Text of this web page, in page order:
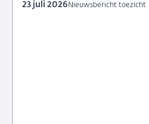
Nieuwsbericht toezicht
23 juli 2026